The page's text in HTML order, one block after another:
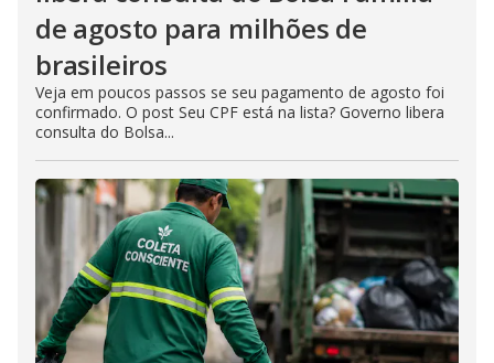
de agosto para milhões de
brasileiros
Veja em poucos passos se seu pagamento de agosto foi
confirmado. O post Seu CPF está na lista? Governo libera
consulta do Bolsa...